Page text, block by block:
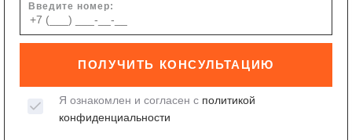
Введите номер:
ПОЛУЧИТЬ КОНСУЛЬТАЦИЮ
Я ознакомлен и согласен с политикой
конфиденциальности